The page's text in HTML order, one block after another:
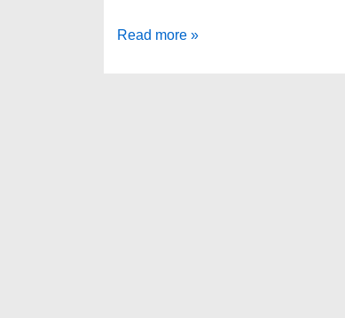
Blaupunkt
Read more »